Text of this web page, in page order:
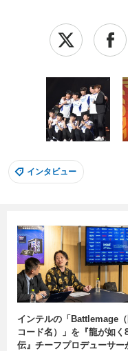
インタビュー
インテルの「Battlemage
コード名）」を『龍が如く
伝』チーフプロデューサー